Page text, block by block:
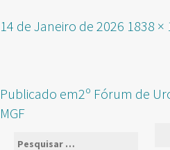
Publicado
14 de Janeiro de 2026 1838 ×
NAVEGAÇÃO
DE
ARTIGOS
Publicado em2º Fórum de
MGF
Pesquisar